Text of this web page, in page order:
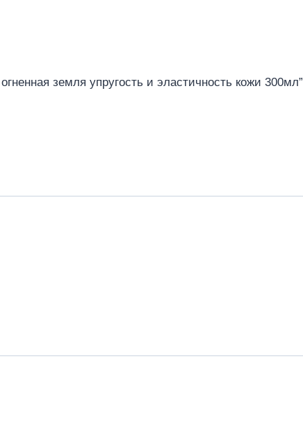
земля упругость и эластичность кожи 300мл”